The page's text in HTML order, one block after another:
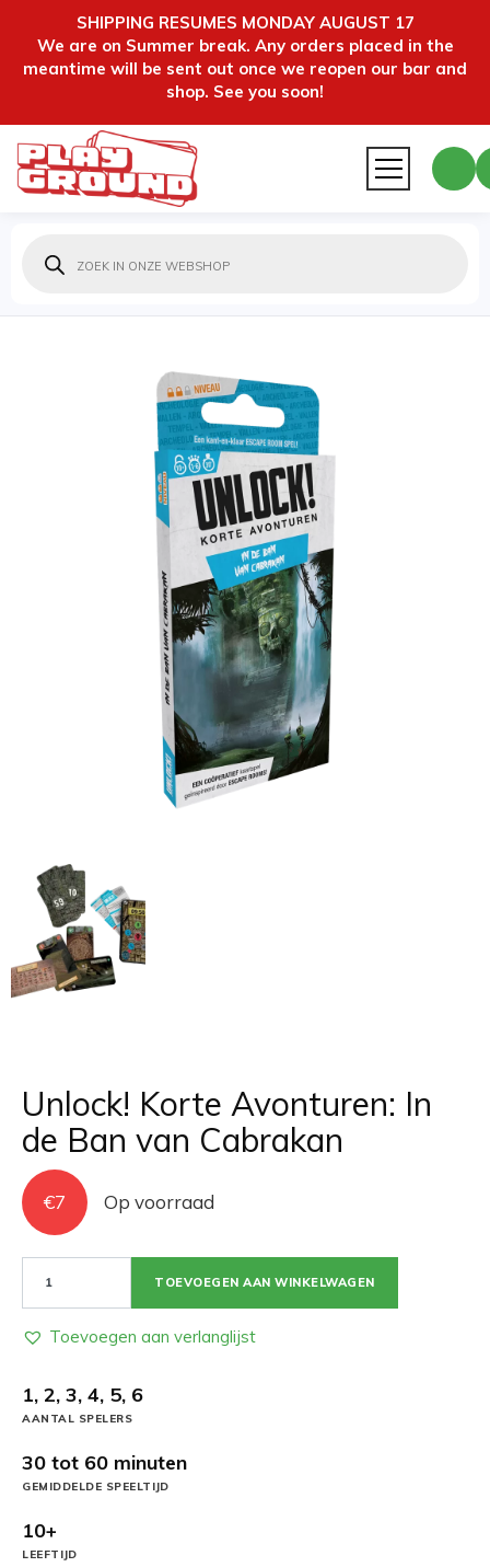
SHIPPING RESUMES MONDAY AUGUST 17
We are on Summer break. Any orders placed in the
meantime will be sent out once we reopen our bar and
shop. See you soon!
zoeken
Unlock! Korte Avonturen: In
de Ban van Cabrakan
€7 Op voorraad
Korte
Avonturen:
In
van
Cabrakan
TOEVOEGEN AAN WINKELWAGEN
Toevoegen aan verlanglijst
1, 2, 3, 4, 5, 6
AANTAL SPELERS
30 tot 60 minuten
GEMIDDELDE SPEELTIJD
10+
LEEFTIJD